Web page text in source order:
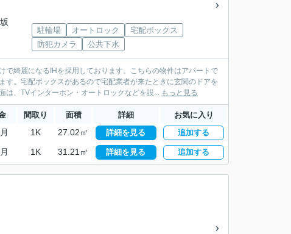
駐輪場 オートロック
宅配ボックス
防犯カメラ
公共下水
綺麗になるIHを採用しております。こちらの物件はアパートで
。宅配ボックスがあるので宅配業者が来たときに玄関のドアを
は、TVインターホン・オートロックなどを設... もっと見る
間取り 面積 詳細 お気に入り
1K 27.02㎡ 詳細を見る 追加する
1K 31.21㎡ 詳細を見る 追加する